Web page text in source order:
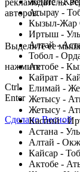
Атырау -
Кызыл-Жар
Иртыш -
Алтай -
Тобол -
Актобе -
Кайрат -
Елимай -
Жетысу -
Жетысу -
Каспий -
Астана -
Алтай -
Кайсар -
Актобе -
рекламодатель.
авторов.
Заметили ошибку
Выделите ее
нажмите
Ctrl
Enter
Сделано Весной